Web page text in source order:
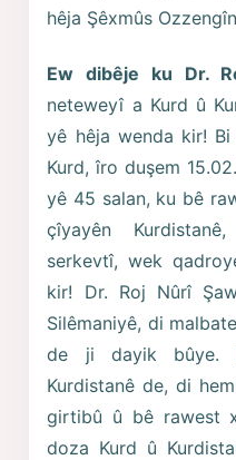
hêja Şêxmûs
Ew dibêje ku Dr.
neteweyî a Kurd û
yê hêja wenda kir!
Kurd, îro duşem
yê 45 salan, ku bê
çîyayên
serkevtî, wek
kir! Dr. Roj Nûrî
Silêmaniyê, di
de ji dayik bûye.
Kurdistanê de, di
girtibû û bê rawest
doza Kurd û